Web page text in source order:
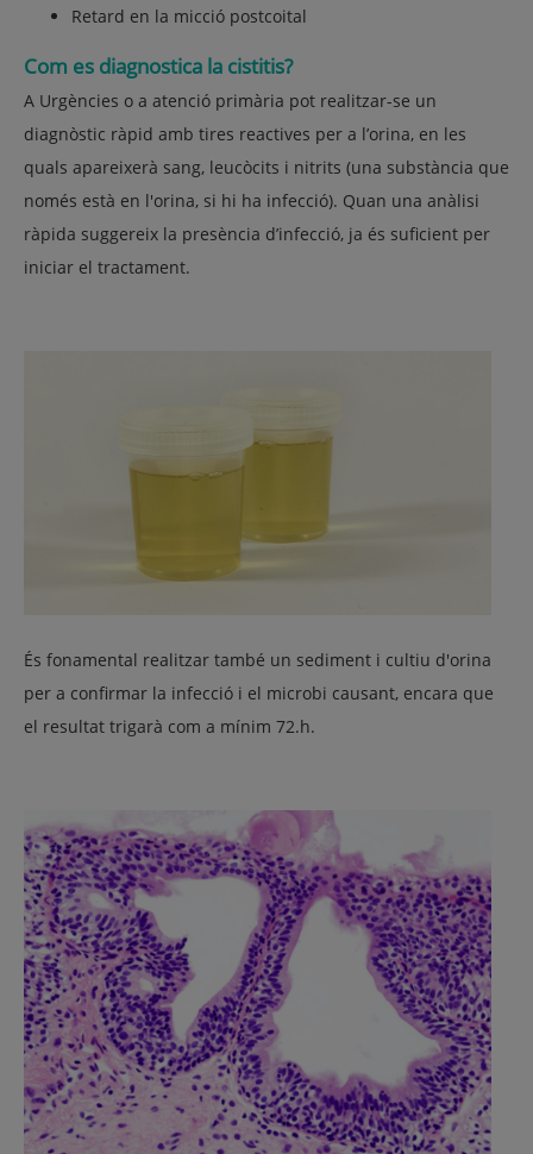
Retard en la micció postcoital
Com es diagnostica la cistitis?
A Urgències o a atenció primària pot realitzar-se un
diagnòstic ràpid amb tires reactives per a l’orina, en les
quals apareixerà sang, leucòcits i nitrits (una substància que
només està en l'orina, si hi ha infecció). Quan una anàlisi
ràpida suggereix la presència d’infecció, ja és suficient per
iniciar el tractament.
És fonamental realitzar també un sediment i cultiu d'orina
per a confirmar la infecció i el microbi causant, encara que
el resultat trigarà com a mínim 72.h.